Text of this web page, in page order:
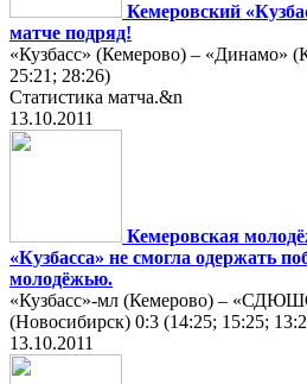
Кемеровский
матче подряд!
«Кузбасс» (Кемерово) – «Динамо»
25:21; 28:26)
Статистика матча.&n
13.10.2011
Кемеровская
«Кузбасса» не смогла одержать
молодёжью.
«Кузбасс»-мл (Кемерово) –
(Новосибирск) 0:3 (14:25; 15:25; 13:2
13.10.2011